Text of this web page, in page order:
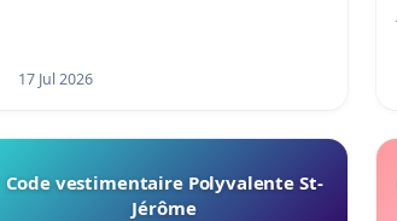
17 Jul 2026
Code vestimentaire Polyvalente St-
Jérôme